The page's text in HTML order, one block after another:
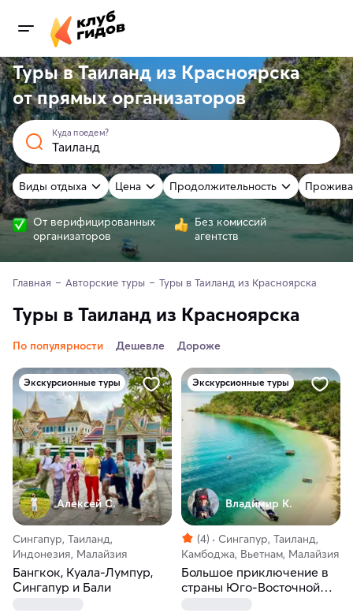
Туры в Таиланд из Красноярска
отпрямыхорганизаторов
Куда поедем?
Виды отдыха Цена Продолжительность
От верифицированных
организаторов
Без комиссий
агентств
Главная Авторские туры Туры в Таиланд из Красноярска
Туры в Таиланд из Красноярска
По популярности Дешевле Дороже
Экскурсионные туры
Алексей С.
Сингапур, Таиланд,
Индонезия, Малайзия
Бангкок, Куала-Лумпур,
Сингапур и Бали
Экскурсионные туры
Владимир К.
(4)
Сингапур, Таиланд,
Камбоджа, Вьетнам, Малайзия
Большое приключение в
страны Юго-Восточной